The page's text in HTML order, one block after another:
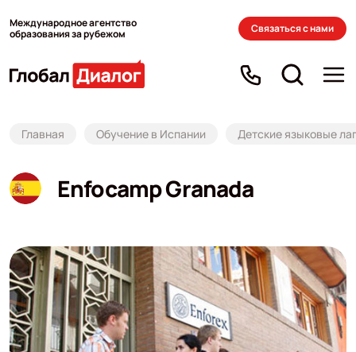
Международное агентство
образования за рубежом
Связаться с нами
Главная Обучение в Испании Детские языковые
Enfocamp Granada